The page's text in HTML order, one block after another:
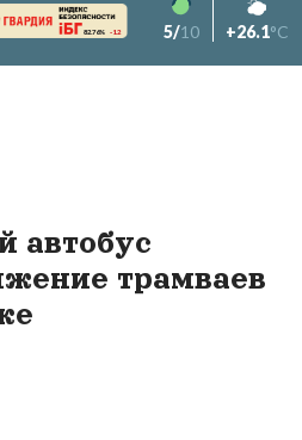
82.76% -1.2 5/10 +26.1°C
автобус
трамваев